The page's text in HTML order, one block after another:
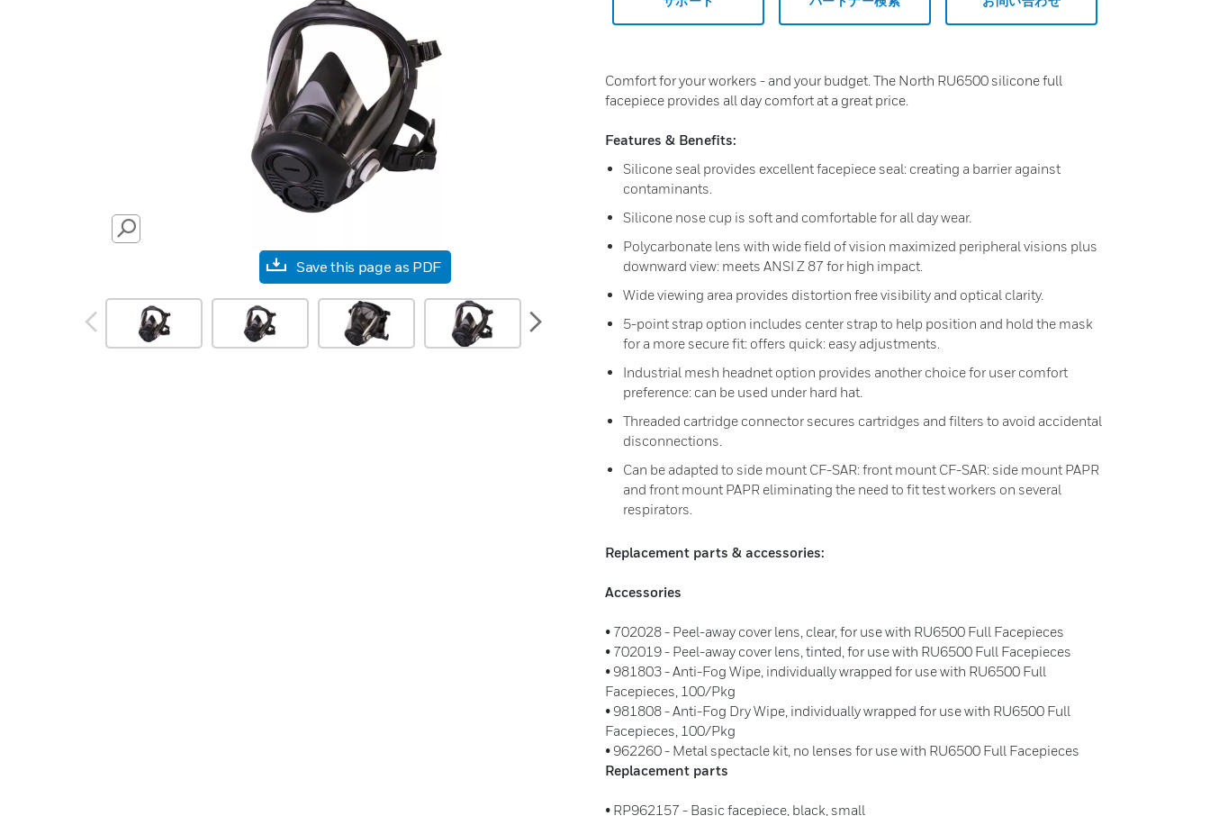
SEARCH
Save this page as PDF
Comfort for your workers - and your budget. The North RU6500 silicone full
facepiece provides all day comfort at a great price.
Features & Benefits:
Silicone seal provides excellent facepiece seal: creating a barrier against
contaminants.
Silicone nose cup is soft and comfortable for all day wear.
Polycarbonate lens with wide field of vision maximized peripheral visions plus
downward view: meets ANSI Z 87 for high impact.
Wide viewing area provides distortion free visibility and optical clarity.
5-point strap option includes center strap to help position and hold the mask
for a more secure fit: offers quick: easy adjustments.
Industrial mesh headnet option provides another choice for user comfort
preference: can be used under hard hat.
Threaded cartridge connector secures cartridges and filters to avoid accidental
disconnections.
Can be adapted to side mount CF-SAR: front mount CF-SAR: side mount PAPR
and front mount PAPR eliminating the need to fit test workers on several
respirators.
Replacement parts & accessories:
Accessories
• 702028 - Peel-away cover lens, clear, for use with RU6500 Full Facepieces
• 702019 - Peel-away cover lens, tinted, for use with RU6500 Full Facepieces
• 981803 - Anti-Fog Wipe, individually wrapped for use with RU6500 Full
Facepieces, 100/Pkg
• 981808 - Anti-Fog Dry Wipe, individually wrapped for use with RU6500 Full
Facepieces, 100/Pkg
• 962260 - Metal spectacle kit, no lenses for use with RU6500 Full Facepieces
Replacement parts
• RP962157 - Basic facepiece, black, small